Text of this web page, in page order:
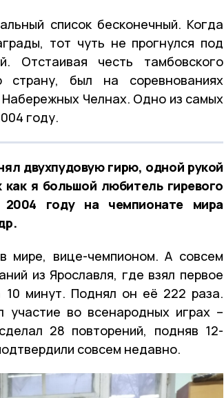
список бесконечный. Когда
тот чуть не прогнулся под
Отстаивая честь тамбовского
страну, был на соревнованиях
Челнах. Одно из самых
году.
двухпудовую гирю, одной рукой
я большой любитель гиревого
году на чемпионате мира
мире, вице-чемпионом. А совсем
из Ярославля, где взял первое
10 минут. Поднял он её 222 раза.
во всенародных играх –
28 повторений, подняв 12-
совсем недавно.